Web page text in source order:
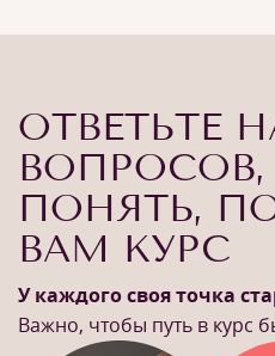
ОТВЕТЬТЕ
ПОНЯТЬ,
ВАМ КУРС
У каждого своя точка
Важно, чтобы путь в курс